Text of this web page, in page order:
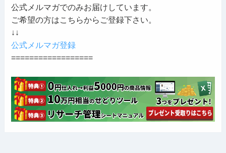
公式メルマガでのみお届けしています。
ご希望の方はこちらからご登録下さい。
↓↓
公式メルマガ登録
==================